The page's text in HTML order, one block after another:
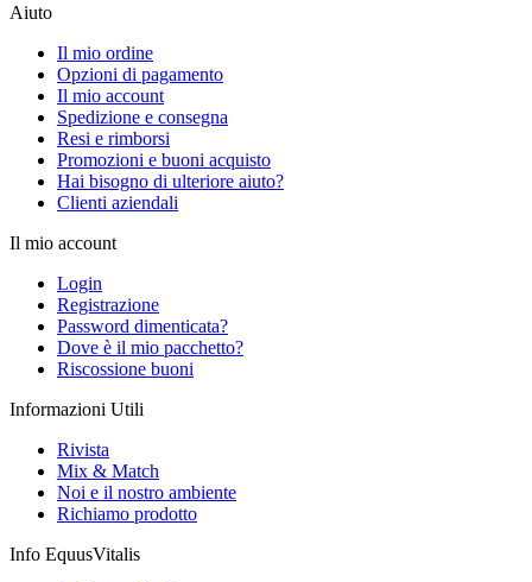
Aiuto
Il mio ordine
Opzioni di pagamento
Il mio account
Spedizione e consegna
Resi e rimborsi
Promozioni e buoni acquisto
Hai bisogno di ulteriore aiuto?
Clienti aziendali
Il mio account
Login
Registrazione
Password dimenticata?
Dove è il mio pacchetto?
Riscossione buoni
Informazioni Utili
Rivista
Mix & Match
Noi e il nostro ambiente
Richiamo prodotto
Info EquusVitalis